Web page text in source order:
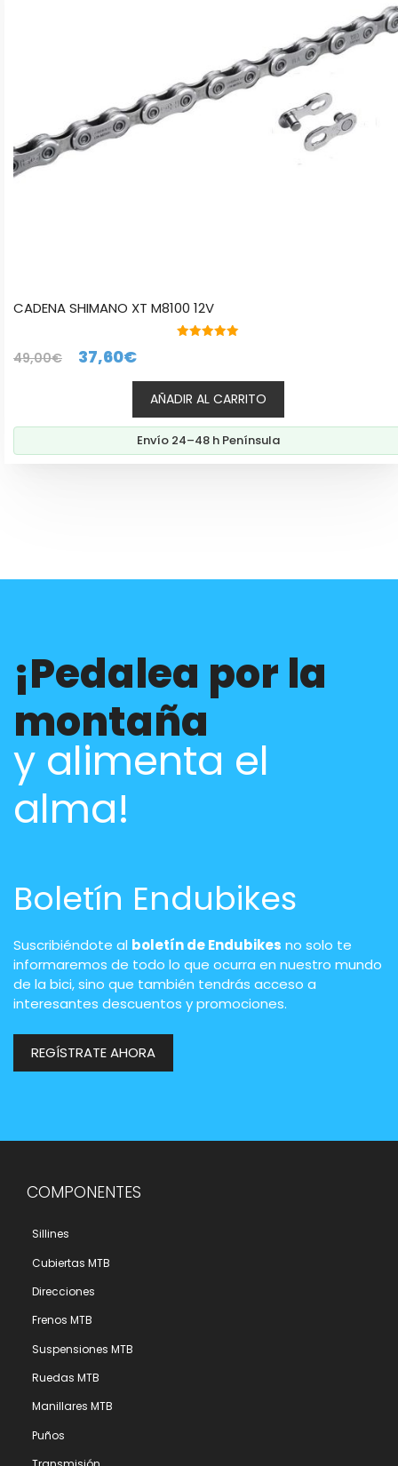
CADENA SHIMANO XT M8100 12V
49,00€
El
era:
49,00€.
37,60€El
precio
actual
es:
37,60€.
AÑADIR AL CARRITO
Envío 24–48 h Península
¡Pedalea por la
montaña
y alimenta el
alma!
Boletín Endubikes
Suscribiéndote al boletín de Endubikes no solo te
informaremos de todo lo que ocurra en nuestro mundo
de la bici, sino que también tendrás acceso a
interesantes descuentos y promociones.
REGÍSTRATE AHORA
COMPONENTES
Sillines
Cubiertas MTB
Direcciones
Frenos MTB
Suspensiones MTB
Ruedas MTB
Manillares MTB
Puños